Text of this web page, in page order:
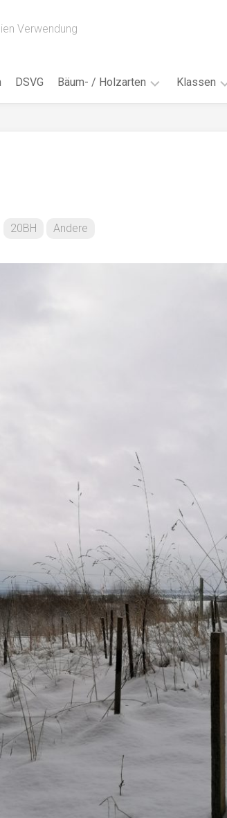
Verwendung
DSVG Bäum- / Holzarten
Eibe
Kastanie
Kiefer
Lärche
Linde
Mammutbaum
Nuss
Pappel
Platane
Robinie
Tanne
Tulpenbaum
Vogelbeere
Weißdorn
Klassen
18AH
20BH Andere